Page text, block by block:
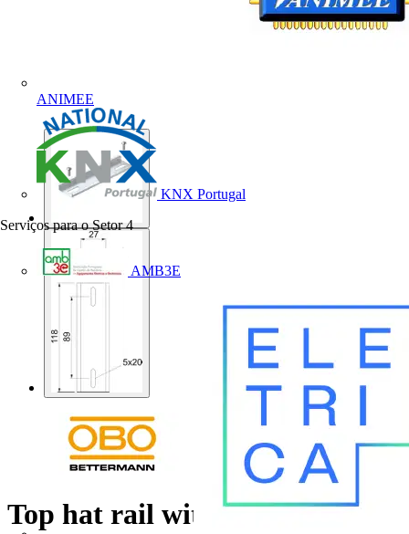
ANIMEE
KNX Portugal
Serviços para o Setor 4
AMB3E
Top hat rail with fastening